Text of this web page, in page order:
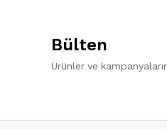
Bülten
Ürünler ve